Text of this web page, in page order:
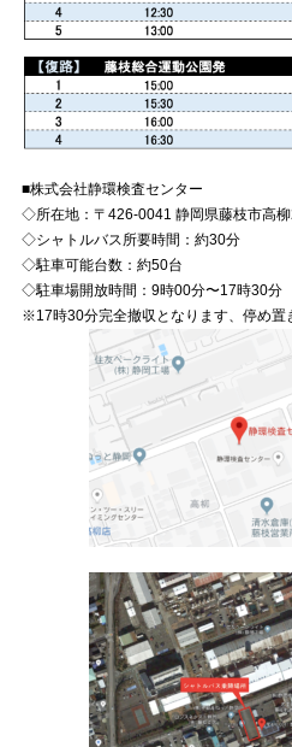
■株式会社静環検査センター
◇所在地：〒426-0041 静岡県藤枝市高
◇シャトルバス所要時間：約30分
◇駐車可能台数：約50台
◇駐車場開放時間：9時00分〜17時30分
※17時30分完全撤収となります、停め置